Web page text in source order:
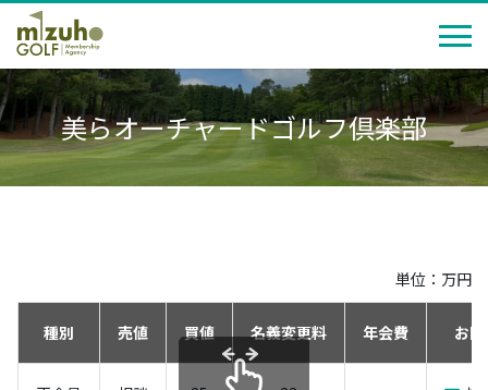
美らオーチャードゴルフ倶楽部
単位：万円
種別 売値 買値 名義変更料 年会費 お